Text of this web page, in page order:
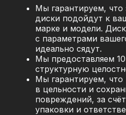
Мы гарантируем, что
диски подойдут к
марке и модели.
с параметрами
идеально сядут.
Мы предоставляем
структурную
Мы гарантируем,
в цельности и
повреждений, за
упаковки и